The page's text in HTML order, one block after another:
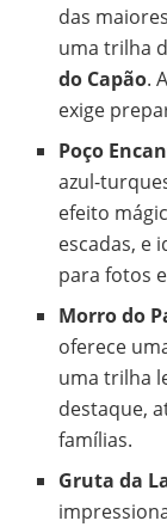
das
uma trilha
do Capão.
exige
Poço
azul-
efeito
escadas, e
para fotos
Morro do
oferece
uma trilha
destaque,
famílias.
Gruta da